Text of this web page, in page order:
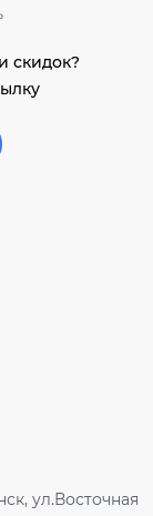
скидок?
ул.Восточная